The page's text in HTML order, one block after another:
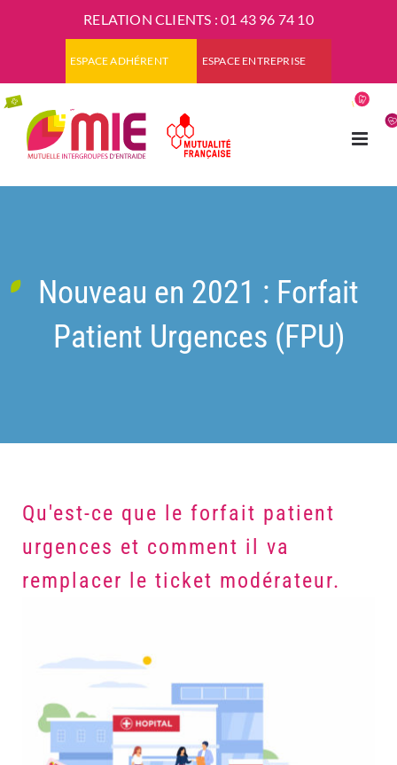
RELATION CLIENTS : 01 43 96 74 10
ESPACE ADHÉRENT ESPACE ENTREPRISE
Nouveau en 2021 : Forfait
Patient Urgences (FPU)
Qu'est-ce que le forfait patient
urgences et comment il va
remplacer le ticket modérateur.